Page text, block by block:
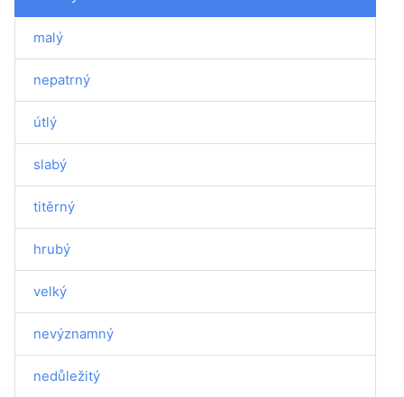
malý
nepatrný
útlý
slabý
titěrný
hrubý
velký
nevýznamný
nedůležitý